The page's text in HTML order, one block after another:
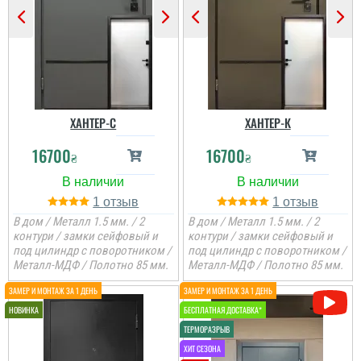
ХАНТЕР-С
16700₴
1
В дом / Металл 1.5 мм. / 2
контури / замки сейфовый и
под цилиндр с поворотником /
Металл-МДФ / Полотно 85 мм.
ХАНТЕР-К
16700₴
1
В дом / Металл 1.5 мм. / 2
контури / замки сейфовый и
под цилиндр с поворотником /
Металл-МДФ / Полотно 85 мм.